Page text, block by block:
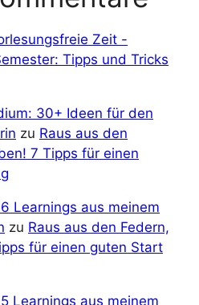
Zeit -
Tipps und Tricks
30+ Ideen für den
zu Raus aus den
7 Tipps für einen
Learnings aus meinem
zu Raus aus den Federn,
für einen guten Start
Learnings aus meinem